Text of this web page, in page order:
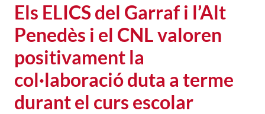
Els ELICS del Garraf i l’Alt
Penedès i el CNL valoren
positivament la
col·laboració duta a terme
durant el curs escolar